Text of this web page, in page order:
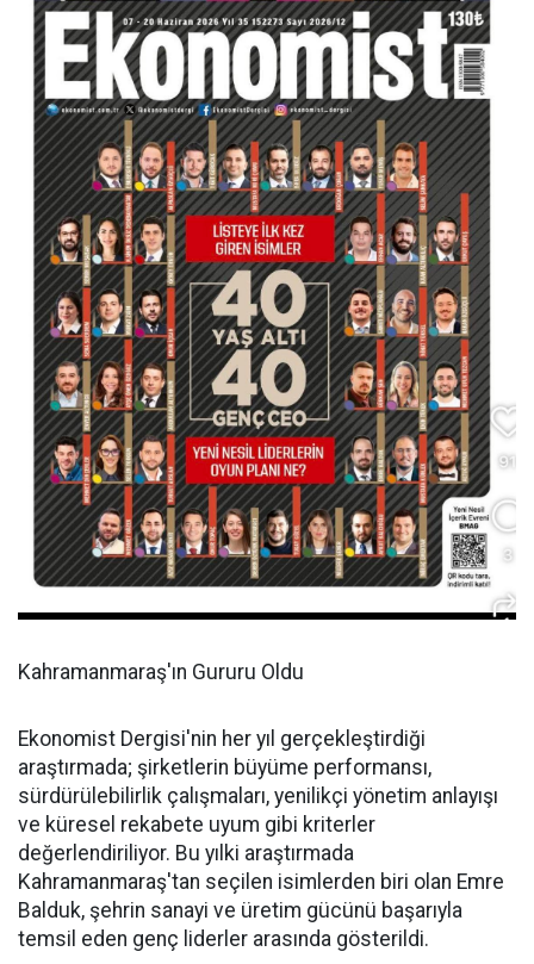
Kahramanmaraş'ın Gururu Oldu
Ekonomist Dergisi'nin her yıl gerçekleştirdiği
araştırmada; şirketlerin büyüme performansı,
sürdürülebilirlik çalışmaları, yenilikçi yönetim anlayışı
ve küresel rekabete uyum gibi kriterler
değerlendiriliyor. Bu yılki araştırmada
Kahramanmaraş'tan seçilen isimlerden biri olan Emre
Balduk, şehrin sanayi ve üretim gücünü başarıyla
temsil eden genç liderler arasında gösterildi.